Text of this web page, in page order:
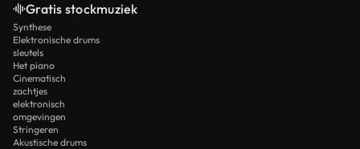
Gratis stockmuziek
Synthese
Elektronische drums
sleutels
Het piano
Cinematisch
zachtjes
elektronisch
omgevingen
Stringeren
Akustische drums